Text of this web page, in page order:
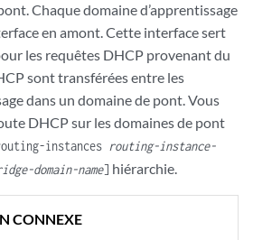
Chaque domaine d’apprentissage
en amont. Cette interface sert
les requêtes DHCP provenant du
sont transférées entre les
dans un domaine de pont. Vous
DHCP sur les domaines de pont
instances routing-instance-
domain-name] hiérarchie.
CONNEXE